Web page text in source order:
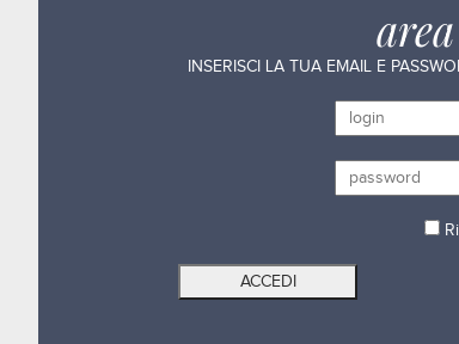
area
INSERISCI LA TUA EMAIL E